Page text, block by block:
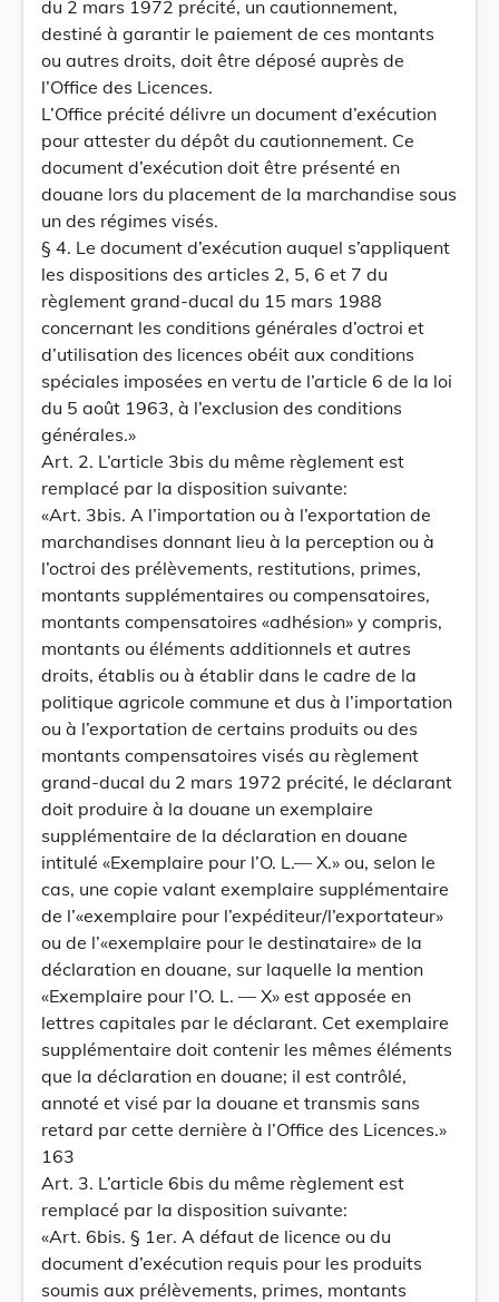
du 2 mars 1972 précité, un cautionnement,
destiné à garantir le paiement de ces montants
ou autres droits, doit être déposé auprès de
l’Office des Licences.
L’Office précité délivre un document d’exécution
pour attester du dépôt du cautionnement. Ce
document d’exécution doit être présenté en
douane lors du placement de la marchandise sous
un des régimes visés.
§ 4. Le document d’exécution auquel s’appliquent
les dispositions des articles 2, 5, 6 et 7 du
règlement grand-ducal du 15 mars 1988
concernant les conditions générales d’octroi et
d’utilisation des licences obéit aux conditions
spéciales imposées en vertu de l’article 6 de la loi
du 5 août 1963, à l’exclusion des conditions
générales.»
Art. 2. L’article 3bis du même règlement est
remplacé par la disposition suivante:
«Art. 3bis. A l’importation ou à l’exportation de
marchandises donnant lieu à la perception ou à
l’octroi des prélèvements, restitutions, primes,
montants supplémentaires ou compensatoires,
montants compensatoires «adhésion» y compris,
montants ou éléments additionnels et autres
droits, établis ou à établir dans le cadre de la
politique agricole commune et dus à l’importation
ou à l’exportation de certains produits ou des
montants compensatoires visés au règlement
grand-ducal du 2 mars 1972 précité, le déclarant
doit produire à la douane un exemplaire
supplémentaire de la déclaration en douane
intitulé «Exemplaire pour l’O. L.— X.» ou, selon le
cas, une copie valant exemplaire supplémentaire
de l’«exemplaire pour l’expéditeur/l’exportateur»
ou de l’«exemplaire pour le destinataire» de la
déclaration en douane, sur laquelle la mention
«Exemplaire pour l’O. L. — X» est apposée en
lettres capitales par le déclarant. Cet exemplaire
supplémentaire doit contenir les mêmes éléments
que la déclaration en douane; il est contrôlé,
annoté et visé par la douane et transmis sans
retard par cette dernière à l’Office des Licences.»
163
Art. 3. L’article 6bis du même règlement est
remplacé par la disposition suivante:
«Art. 6bis. § 1er. A défaut de licence ou du
document d’exécution requis pour les produits
soumis aux prélèvements, primes, montants